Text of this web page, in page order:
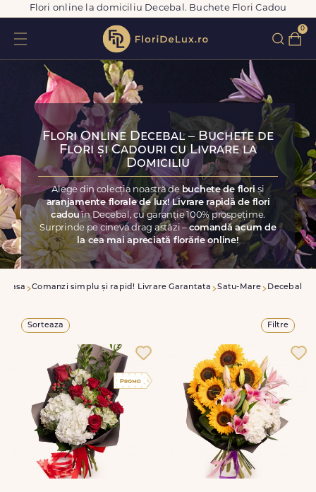
Flori online la domiciliu Decebal. Buchete Flori Cadou
0
Flori Online Decebal – Buchete de
Flori și Cadouri cu Livrare la
Domiciliu
Alege din colecția noastră de buchete de floriși
aranjamente florale de lux! Livrare rapidă de flori
cadouîn Decebal, cu garanție 100% prospețime.
Surprinde pe cineva drag astăzi –comandă acum de
la cea mai apreciată florărie online!
Acasa Comanzi simplu și rapid! Livrare Garantata Satu-Mare Decebal
Sorteaza Filtre